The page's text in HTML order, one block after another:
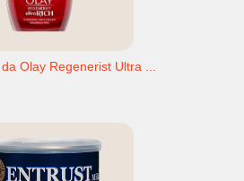
Olay Regenerist Ultra ...